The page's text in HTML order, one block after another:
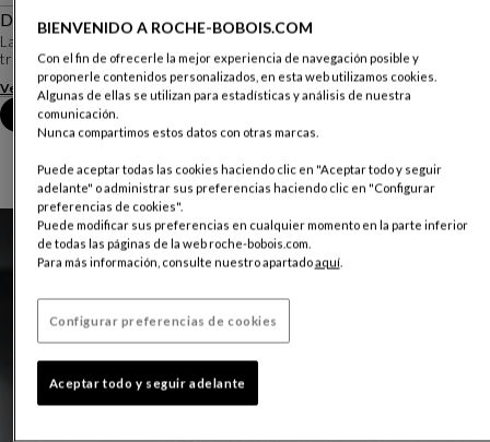
Descripción
La estética de la colección Brio es contemporánea y elegante: la sección
triangular de las piezas de haya sólida le confiere una fluidez aerodinámica.
Ver más Descargar la ficha técnica
BIENVENIDO A ROCHE-BOBOIS.COM
Con el fin de ofrecerle la mejor experiencia de navegación posible y
proponerle contenidos personalizados, en esta web utilizamos cookies.
Algunas de ellas se utilizan para estadísticas y análisis de nuestra
comunicación.
Nunca compartimos estos datos con otras marcas.
Puede aceptar todas las cookies haciendo clic en "Aceptar todo y seguir
adelante" o administrar sus preferencias haciendo clic en "Configurar
preferencias de cookies".
Puede modificar sus preferencias en cualquier momento en la parte inferior
de todas las páginas de la web roche-bobois.com.
Para más información, consulte nuestro apartadoaquí.
Configurar preferencias de cookies
Aceptar todo y seguir adelante